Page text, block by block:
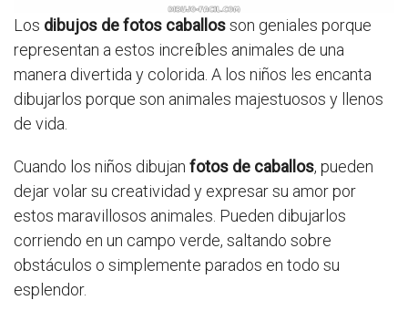
Los dibujos de fotos caballosson geniales porque
representan a estos increíbles animales de una
manera divertida y colorida. A los niños les encanta
dibujarlos porque son animales majestuosos y llenos
de vida.
Cuando los niños dibujan fotos de caballos, pueden
dejar volar su creatividad y expresar su amor por
estos maravillosos animales. Pueden dibujarlos
corriendo en un campo verde, saltando sobre
obstáculos o simplemente parados en todo su
esplendor.